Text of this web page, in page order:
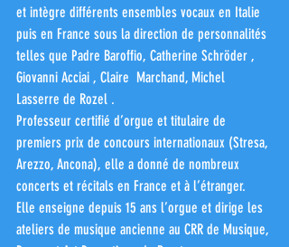
et intègre différents ensembles vocaux en Italie
puis en France sous la direction de personnalités
telles que Padre Baroffio, Catherine Schröder ,
Giovanni Acciai , Claire  Marchand, Michel
Lasserre de Rozel .
Professeur certifié d’orgue et titulaire de
premiers prix de concours internationaux (Stresa,
Arezzo, Ancona), elle a donné de nombreux
concerts et récitals en France et à l’étranger.
Elle enseigne depuis 15 ans l’orgue et dirige les
ateliers de musique ancienne au CRR de Musique,